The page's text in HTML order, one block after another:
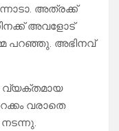
അത്രക്ക്
അവളോട്
പറഞ്ഞു. അഭിനവ്
വ്യക്തമായ
വരാതെ